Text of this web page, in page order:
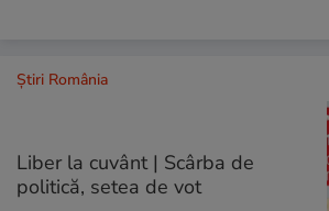
Știri România
Liber la cuvânt | Scârba de
politică, setea de vot